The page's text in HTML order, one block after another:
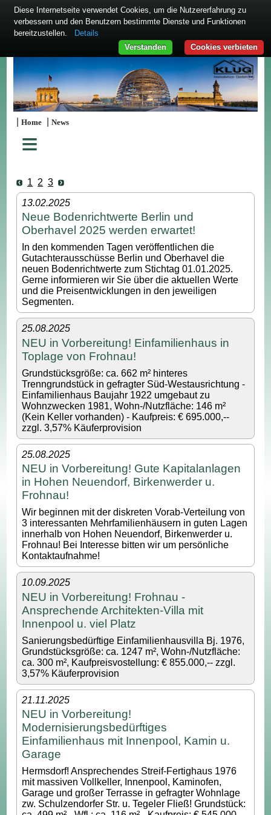
|Home |News
≡
1 2 3
13.02.2025
Neue Bodenrichtwerte Berlin und
Oberhavel 2025 werden erwartet!
In den kommenden Tagen veröffentlichen die
Gutachterausschüsse Berlin und Oberhavel die
neuen Bodenrichtwerte zum Stichtag 01.01.2025.
Gerne informieren wir Sie über die aktuellen Werte
und die Preisentwicklungen in den jeweiligen
Segmenten.
25.08.2025
NEU in Vorbereitung! Einfamilienhaus in
Toplage von Frohnau!
Grundstücksgröße: ca. 662 m² hinteres
Trenngrundstück in gefragter Süd-Westausrichtung -
Einfamilienhaus Baujahr 1922 umgebaut zu
Wohnzwecken 1981, Wohn-/Nutzfläche: 146 m²
(Kein Keller vorhanden) - Kaufpreis: € 695.000,--
zzgl. 3,57% Käuferprovision
25.08.2025
NEU in Vorbereitung! Gute Kapitalanlagen
in Hohen Neuendorf, Birkenwerder u.
Frohnau!
Wir beginnen mit der diskreten Vorab-Verteilung von
3 interessanten Mehrfamilienhäusern in guten Lagen
innerhalb von Hohen Neuendorf, Birkenwerder u.
Frohnau! Bei Interesse bitten wir um persönliche
Kontaktaufnahme!
10.09.2025
NEU in Vorbereitung! Frohnau -
Ansprechende Architekten-Villa mit
Innenpool u. viel Platz
Sanierungsbedürftige Einfamilienhausvilla Bj. 1976,
Grundstücksgröße: ca. 1247 m², Wohn-/Nutzfläche:
ca. 300 m², Kaufpreisvostellung: € 855.000,-- zzgl.
3,57% Käuferprovision
21.11.2025
NEU in Vorbereitung!
Modernisierungsbedürftiges
Einfamilienhaus mit Innenpool, Kamin u.
Garage
Hermsdorf! Ansprechendes Streif-Fertighaus 1976
mit massiven Vollkeller, Innenpool, Kaminofen,
Garage und großer Terrasse in gefragter Wohnlage
zw. Schulzendorfer Str. u. Tegeler Fließ! Grundstück:
Diese Internetseite verwendet Cookies, um die Nutzererfahrung zu
verbessern und den Benutzern bestimmte Dienste und Funktionen
bereitzustellen.
Details
Cookies verbieten
Verstanden